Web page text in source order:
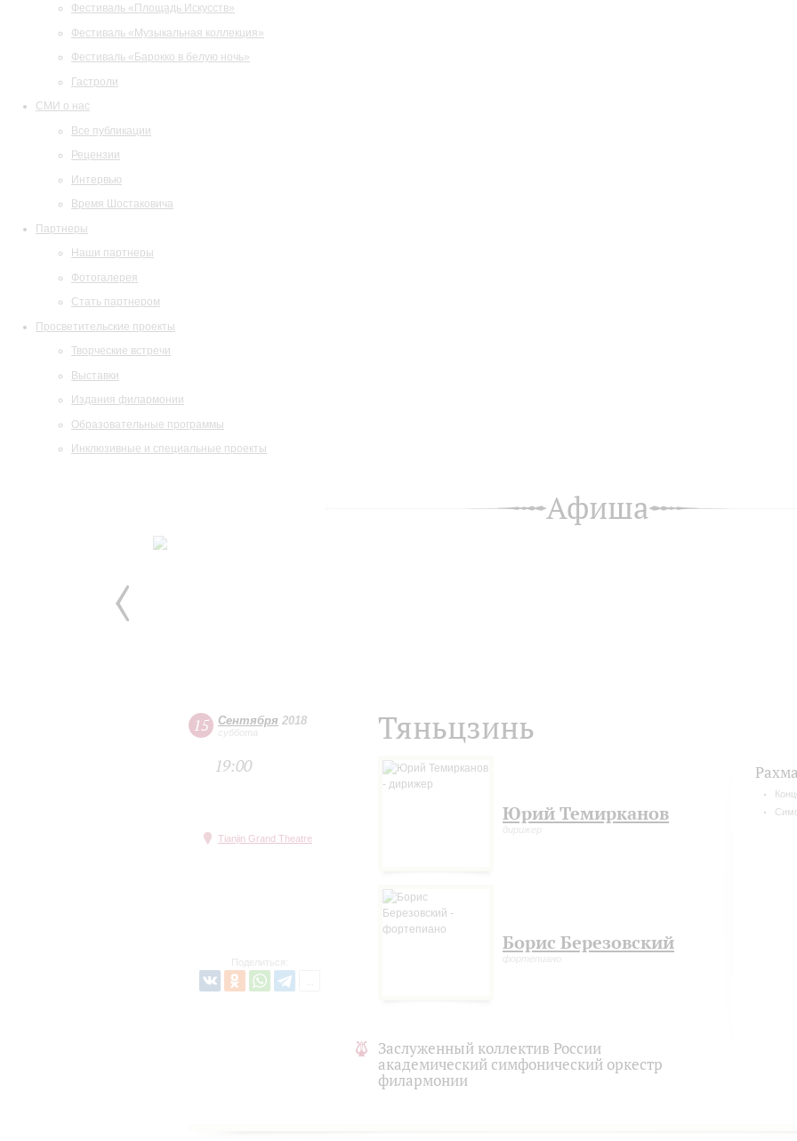
Фестиваль «Площадь Искусств»
Фестиваль «Музыкальная коллекция»
Фестиваль «Барокко в белую ночь»
Гастроли
СМИ о нас
Все публикации
Рецензии
Интервью
Время Шостаковича
Партнеры
Наши партнеры
Фотогалерея
Стать партнером
Просветительские проекты
Творческие встречи
Выставки
Издания филармонии
Образовательные программы
Инклюзивные и специальные проекты
Афиша
15 Сентября 2018
суббота
19:00
Tianjin Grand Theatre
Поделиться:
Тяньцзинь
Юрий Темирканов
дирижер
Борис Березовский
фортепиано
Заслуженный коллектив России
академический симфонический оркестр
филармонии